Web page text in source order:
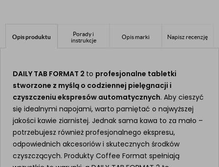
Opis produktu
Porady i
instrukcje
Opis marki Napisz recenzję
DAILY TAB FORMAT 2 to profesjonalne tabletki
stworzone z myślą o codziennej pielęgnacji i
czyszczeniu ekspresów automatycznych. Aby cieszyć
się idealnymi napojami, warto pamiętać o najwyższej
jakości kawie ziarnistej. Jednak sama kawa to za mało –
potrzebujesz również profesjonalnego ekspresu,
odpowiednich akcesoriów i skutecznych środków
czyszczących. Produkty Coffee Format spełniają